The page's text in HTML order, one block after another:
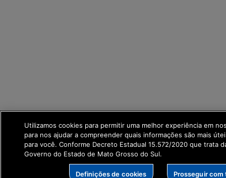
Utilizamos cookies para permitir uma melhor experiência em
para nos ajudar a compreender quais informações são mais
para você. Conforme Decreto Estadual 15.572/2020 que trata
Governo do Estado de Mato Grosso do Sul.
Definições de cookies Prosseguir com